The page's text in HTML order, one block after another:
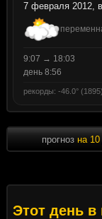
7 февраля 2012,
9:07 → 18:03
день 8:56
рекорды: -46.0°
прогноз на
Этот день